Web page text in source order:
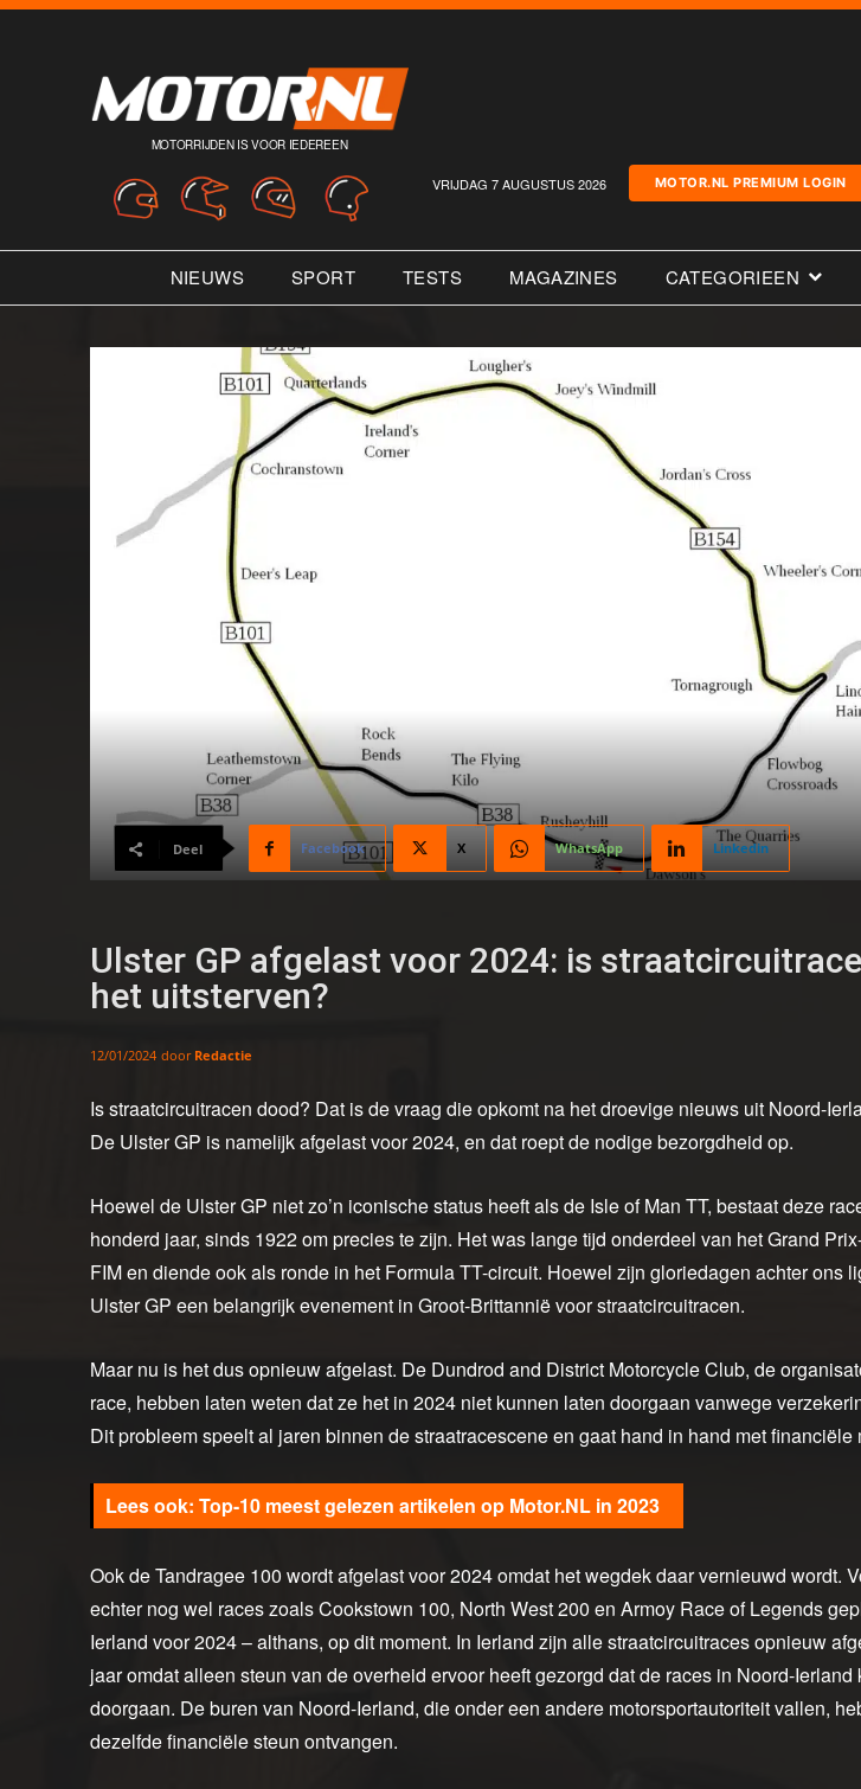
MOTORRIJDEN IS VOOR IEDEREEN
VRIJDAG 7 AUGUSTUS 2026 MOTOR.NL PREMIUM LOGIN
NIEUWS SPORT TESTS MAGAZINES CATEGORIEEN
Deel Facebook X WhatsApp Linkedin
Ulster GP afgelast voor 2024: is
het uitsterven?
12/01/2024 door Redactie
Is straatcircuitracen dood? Dat is de vraag die opkomt na het droevige nieuws uit Noord-
De Ulster GP is namelijk afgelast voor 2024, en dat roept de nodige bezorgdheid op.
Hoewel de Ulster GP niet zo’n iconische status heeft als de Isle of Man TT, bestaat deze
honderd jaar, sinds 1922 om precies te zijn. Het was lange tijd onderdeel van het Grand
FIM en diende ook als ronde in het Formula TT-circuit. Hoewel zijn gloriedagen achter ons
Ulster GP een belangrijk evenement in Groot-Brittannië voor straatcircuitracen.
Maar nu is het dus opnieuw afgelast. De Dundrod and District Motorcycle Club, de
race, hebben laten weten dat ze het in 2024 niet kunnen laten doorgaan vanwege
Dit probleem speelt al jaren binnen de straatracescene en gaat hand in hand met financiële
Top-10 meest gelezen artikelen op Motor.NL in 2023
Ook de Tandragee 100 wordt afgelast voor 2024 omdat het wegdek daar vernieuwd wordt.
echter nog wel races zoals Cookstown 100, North West 200 en Armoy Race of Legends
Ierland voor 2024 – althans, op dit moment. In Ierland zijn alle straatcircuitraces opnieuw
jaar omdat alleen steun van de overheid ervoor heeft gezorgd dat de races in Noord-Ierland
doorgaan. De buren van Noord-Ierland, die onder een andere motorsportautoriteit vallen,
dezelfde financiële steun ontvangen.